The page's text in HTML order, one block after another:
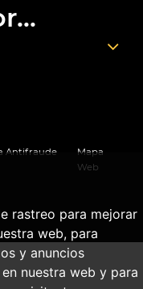
rastreo para mejorar
web, para
y anuncios
nuestra web y para
Antifraude
Mapa
Web